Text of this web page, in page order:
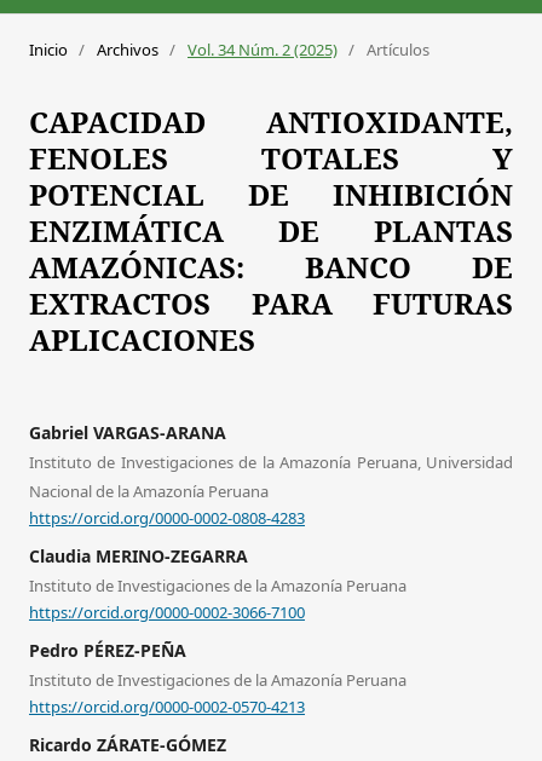
Inicio / Archivos / Vol. 34 Núm. 2 (2025) / Artículos
CAPACIDAD ANTIOXIDANTE,
FENOLES TOTALES Y
POTENCIAL DE INHIBICIÓN
ENZIMÁTICA DE PLANTAS
AMAZÓNICAS: BANCO DE
EXTRACTOS PARA FUTURAS
APLICACIONES
Gabriel VARGAS-ARANA
Instituto de Investigaciones de la Amazonía Peruana, Universidad
Nacional de la Amazonía Peruana
https://orcid.org/0000-0002-0808-4283
Claudia MERINO-ZEGARRA
Instituto de Investigaciones de la Amazonía Peruana
https://orcid.org/0000-0002-3066-7100
Pedro PÉREZ-PEÑA
Instituto de Investigaciones de la Amazonía Peruana
https://orcid.org/0000-0002-0570-4213
Ricardo ZÁRATE-GÓMEZ